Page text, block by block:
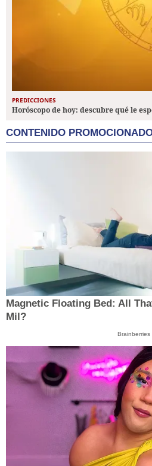
PREDICCIONES
Horóscopo de hoy: descubre qué le
CONTENIDO
Magnetic Floating Bed: All
Mil?
Brainberries